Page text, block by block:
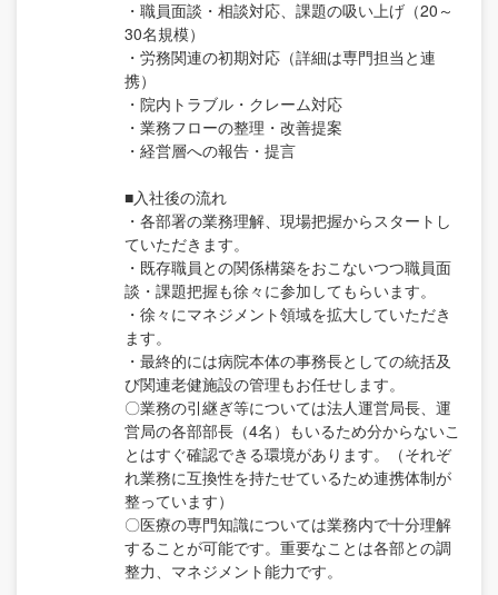
・職員面談・相談対応、課題の吸い上げ（20～
30名規模）
・労務関連の初期対応（詳細は専門担当と連
携）
・院内トラブル・クレーム対応
・業務フローの整理・改善提案
・経営層への報告・提言
■入社後の流れ
・各部署の業務理解、現場把握からスタートし
ていただきます。
・既存職員との関係構築をおこないつつ職員面
談・課題把握も徐々に参加してもらいます。
・徐々にマネジメント領域を拡大していただき
ます。
・最終的には病院本体の事務長としての統括及
び関連老健施設の管理もお任せします。
〇業務の引継ぎ等については法人運営局長、運
営局の各部部長（4名）もいるため分からないこ
とはすぐ確認できる環境があります。（それぞ
れ業務に互換性を持たせているため連携体制が
整っています）
〇医療の専門知識については業務内で十分理解
することが可能です。重要なことは各部との調
整力、マネジメント能力です。